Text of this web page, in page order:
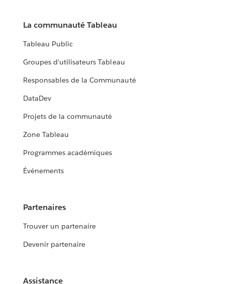
La communauté Tableau
Tableau Public
Groupes d'utilisateurs Tableau
Responsables de la Communauté
DataDev
Projets de la communauté
Zone Tableau
Programmes académiques
Événements
Partenaires
Trouver un partenaire
Devenir partenaire
Assistance